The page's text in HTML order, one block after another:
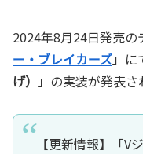
2024年8月24日発売
ー・ブレイカーズ」
げ）」 の実装が発表さ
【更新情報】「V